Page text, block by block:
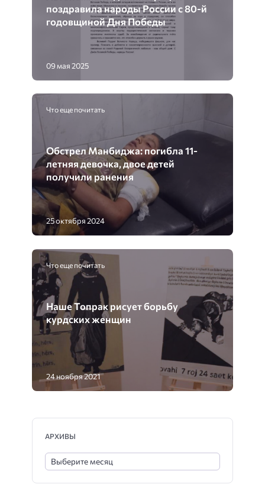
поздравила народы России с 80-й
годовщиной Дня Победы
09 мая 2025
Что еще почитать
Обстрел Манбиджа: погибла 11-
летняя девочка, двое детей
получили ранения
25 октября 2024
Что еще почитать
Наше Топрак рисует борьбу
курдских женщин
24 ноября 2021
АРХИВЫ